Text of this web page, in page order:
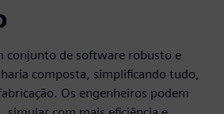
conjunto de software robusto e
composta, simplificando tudo,
Os engenheiros podem